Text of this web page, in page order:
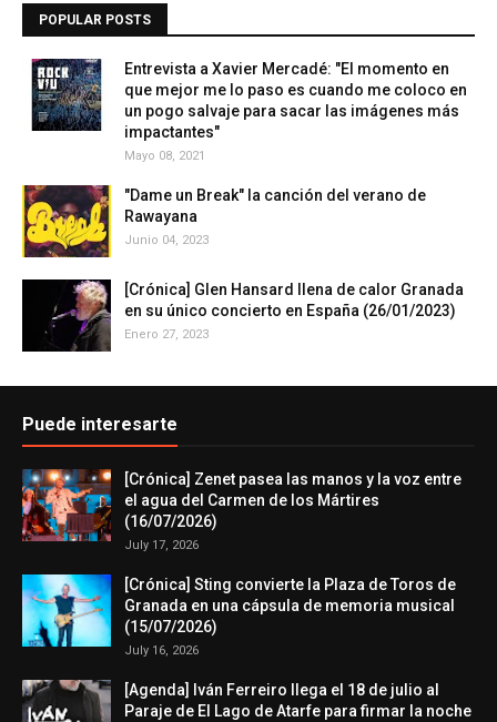
POPULAR POSTS
Entrevista a Xavier Mercadé: "El momento en
que mejor me lo paso es cuando me coloco en
un pogo salvaje para sacar las imágenes más
impactantes"
Mayo 08, 2021
"Dame un Break" la canción del verano de
Rawayana
Junio 04, 2023
[Crónica] Glen Hansard llena de calor Granada
en su único concierto en España (26/01/2023)
Enero 27, 2023
Puede interesarte
[Crónica] Zenet pasea las manos y la voz entre
el agua del Carmen de los Mártires
(16/07/2026)
July 17, 2026
[Crónica] Sting convierte la Plaza de Toros de
Granada en una cápsula de memoria musical
(15/07/2026)
July 16, 2026
[Agenda] Iván Ferreiro llega el 18 de julio al
Paraje de El Lago de Atarfe para firmar la noche